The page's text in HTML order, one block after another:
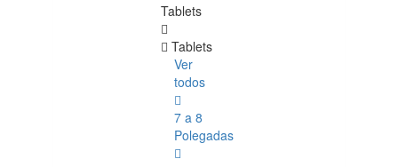
Tablets
Tablets
Ver
todos
7 a 8
Polegadas